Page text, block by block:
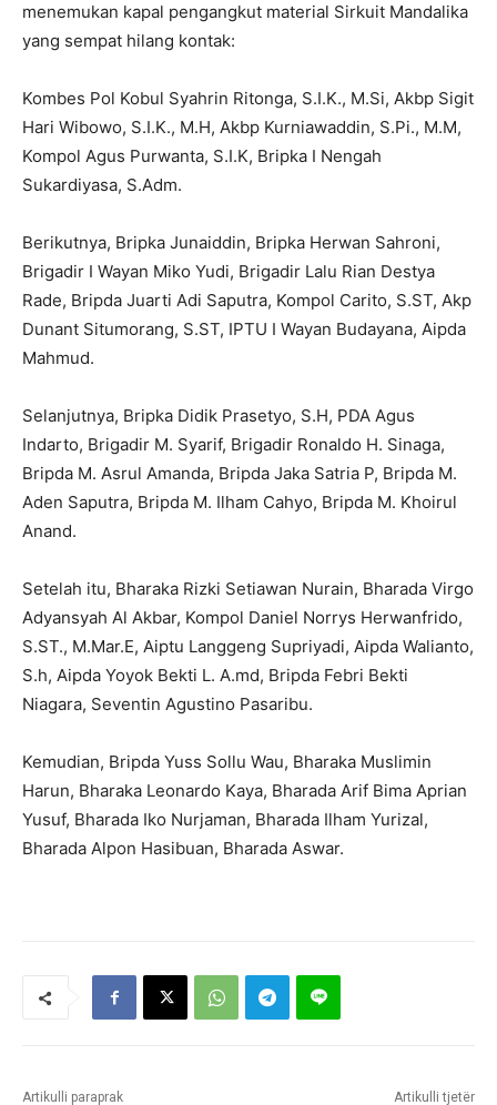
menemukan kapal pengangkut material Sirkuit Mandalika
yang sempat hilang kontak:
Kombes Pol Kobul Syahrin Ritonga, S.I.K., M.Si, Akbp Sigit
Hari Wibowo, S.I.K., M.H, Akbp Kurniawaddin, S.Pi., M.M,
Kompol Agus Purwanta, S.I.K, Bripka I Nengah
Sukardiyasa, S.Adm.
Berikutnya, Bripka Junaiddin, Bripka Herwan Sahroni,
Brigadir I Wayan Miko Yudi, Brigadir Lalu Rian Destya
Rade, Bripda Juarti Adi Saputra, Kompol Carito, S.ST, Akp
Dunant Situmorang, S.ST, IPTU I Wayan Budayana, Aipda
Mahmud.
Selanjutnya, Bripka Didik Prasetyo, S.H, PDA Agus
Indarto, Brigadir M. Syarif, Brigadir Ronaldo H. Sinaga,
Bripda M. Asrul Amanda, Bripda Jaka Satria P, Bripda M.
Aden Saputra, Bripda M. Ilham Cahyo, Bripda M. Khoirul
Anand.
Setelah itu, Bharaka Rizki Setiawan Nurain, Bharada Virgo
Adyansyah Al Akbar, Kompol Daniel Norrys Herwanfrido,
S.ST., M.Mar.E, Aiptu Langgeng Supriyadi, Aipda Walianto,
S.h, Aipda Yoyok Bekti L. A.md, Bripda Febri Bekti
Niagara, Seventin Agustino Pasaribu.
Kemudian, Bripda Yuss Sollu Wau, Bharaka Muslimin
Harun, Bharaka Leonardo Kaya, Bharada Arif Bima Aprian
Yusuf, Bharada Iko Nurjaman, Bharada Ilham Yurizal,
Bharada Alpon Hasibuan, Bharada Aswar.
Artikulli paraprak Artikulli tjetër